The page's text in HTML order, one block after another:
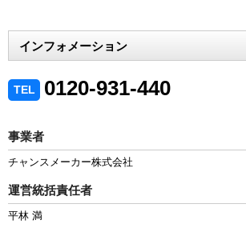
インフォメーション
TEL 0120-931-440
事業者
チャンスメーカー株式会社
運営統括責任者
平林 満